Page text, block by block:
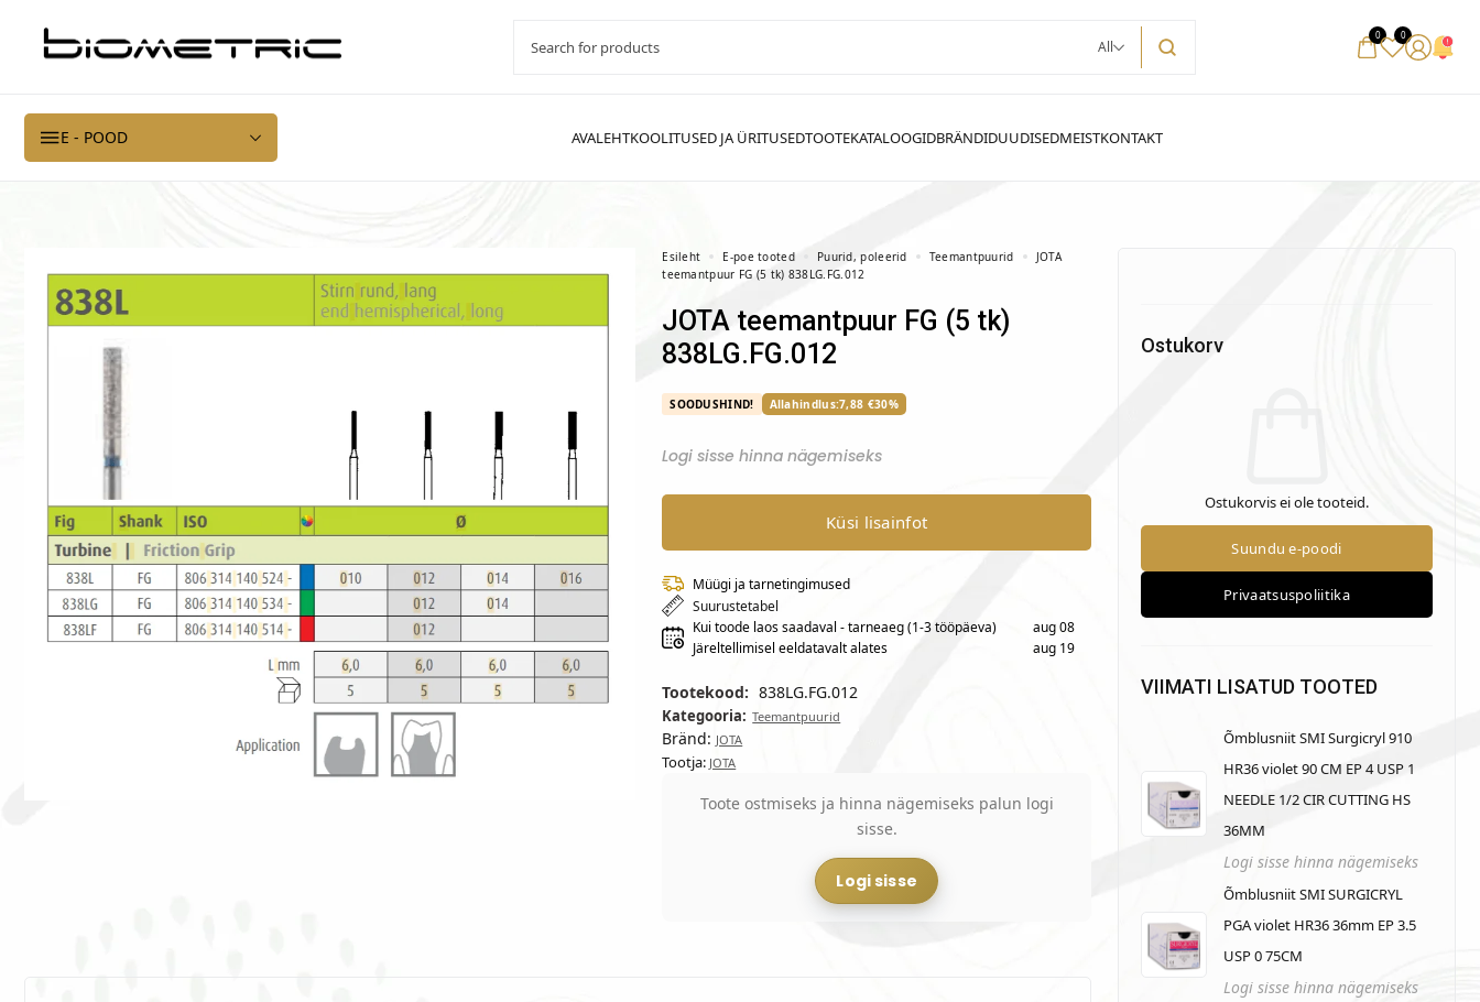
All
0 0
E - POOD
Esileht E-poe tooted Puurid, poleerid Teemantpuurid
JOTA
teemantpuur FG (5 tk) 838LG.FG.012
JOTA teemantpuur FG (5 tk)
838LG.FG.012
SOODUSHIND! Allahindlus:7,88 €30%
Logi sisse hinna nägemiseks
Küsi lisainfot
Müügi ja tarnetingimused
Suurustetabel
Kui toode laos saadaval - tarneaeg (1-3 tööpäeva)
Järeltellimisel eeldatavalt alates
aug 08
aug 19
Tootekood: 838LG.FG.012
Kategooria: Teemantpuurid
Bränd: JOTA
Tootja: JOTA
Toote ostmiseks ja hinna nägemiseks palun logi
sisse.
Logi sisse
Ostukorv
Ostukorvis ei ole tooteid.
VIIMATI LISATUD TOOTED
Õmblusniit SMI Surgicryl 910
HR36 violet 90 CM EP 4 USP 1
NEEDLE 1/2 CIR CUTTING HS
36MM
Logi sisse hinna nägemiseks
Õmblusniit SMI SURGICRYL
PGA violet HR36 36mm EP 3.5
USP 0 75CM
Logi sisse hinna nägemiseks